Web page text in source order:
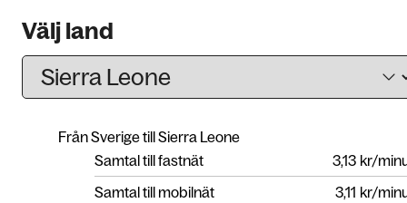
Välj land
Från Sverige till Sierra Leone
Samtal till fastnät
3,13 kr/
Samtal till mobilnät
3,11 kr/